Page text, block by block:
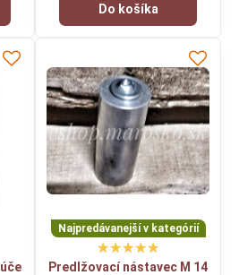
Do košíka
Najpredávanejší v kategórií
Predlžovací nástavec M 14